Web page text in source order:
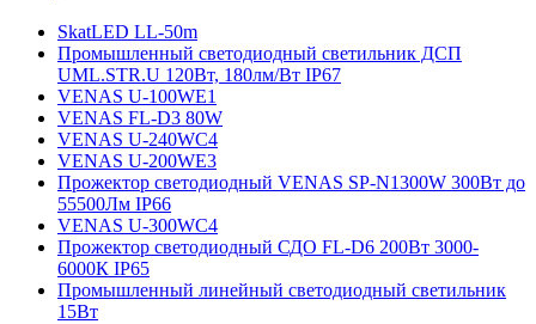
SkatLED LL-50m
Промышленный светодиодный светильник ДСП
UML.STR.U 120Вт, 180лм/Вт IP67
VENAS U-100WE1
VENAS FL-D3 80W
VENAS U-240WC4
VENAS U-200WE3
Прожектор светодиодный VENAS SP-N1300W 300Вт до
55500Лм IP66
VENAS U-300WC4
Прожектор светодиодный СДО FL-D6 200Вт 3000-
6000К IP65
Промышленный линейный светодиодный светильник
15Вт